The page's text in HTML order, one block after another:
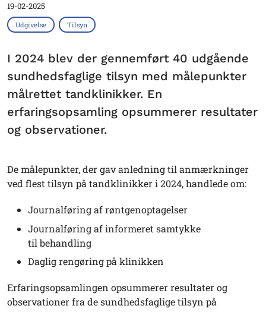
19-02-2025
Udgivelse Tilsyn
I 2024 blev der gennemført 40 udgående
sundhedsfaglige tilsyn med målepunkter
målrettet tandklinikker. En
erfaringsopsamling opsummerer resultater
og observationer.
De målepunkter, der gav anledning til anmærkninger
ved flest tilsyn på tandklinikker i 2024, handlede om:
Journalføring af røntgenoptagelser
Journalføring af informeret samtykke
til behandling
Daglig rengøring på klinikken
Erfaringsopsamlingen opsummerer resultater og
observationer fra de sundhedsfaglige tilsyn på